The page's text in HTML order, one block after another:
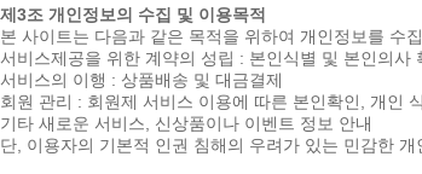
제3조 개인정보의 수집 및 이용목적
본 사이트는 다음과 같은 목적을 위하여 개인정보를 수
서비스제공을 위한 계약의 성립 : 본인식별 및 본인의사
서비스의 이행 : 상품배송 및 대금결제
회원 관리 : 회원제 서비스 이용에 따른 본인확인, 개인
기타 새로운 서비스, 신상품이나 이벤트 정보 안내
단, 이용자의 기본적 인권 침해의 우려가 있는 민감한